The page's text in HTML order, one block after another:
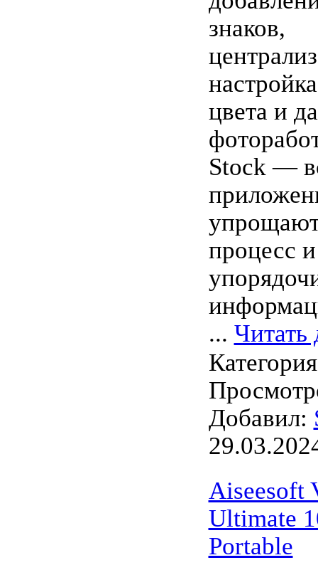
знаков,
цвета и
Stock —
процесс
... Читать
Добавил:
Aiseesoft
Ultimate
Portable